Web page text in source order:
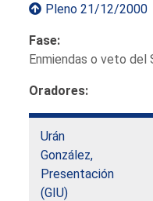
Pleno 21/12/2000
Fase:
Enmiendas o veto del
Oradores:
Urán
González,
Presentación
(GIU)